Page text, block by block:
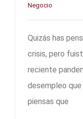
Negocio
Quizás has
crisis, pero
reciente
desempleo
piensas que